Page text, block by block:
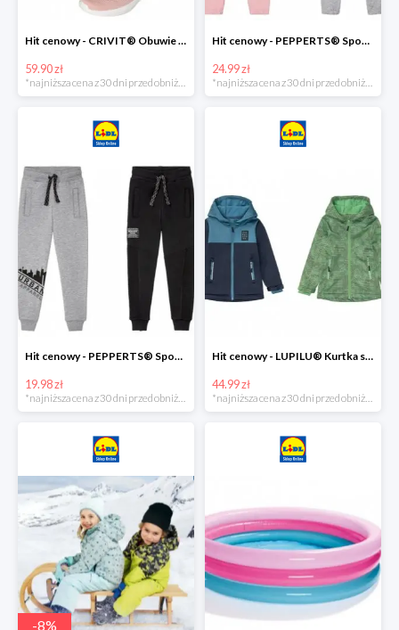
Hit cenowy - CRIVIT® Obuwie dziewczęce sportowe i na co dzień, 1 para
59.90 zł
Hit cenowy - PEPPERTS® Spodnie dresowe dziewczęce, 1 para
24.99 zł
Hit cenowy - PEPPERTS® Spodnie dresowe chłopięce, 1 para
19.98 zł
Hit cenowy - LUPILU® Kurtka softshell chłopięca, 1 sztuka
44.99 zł
-8%